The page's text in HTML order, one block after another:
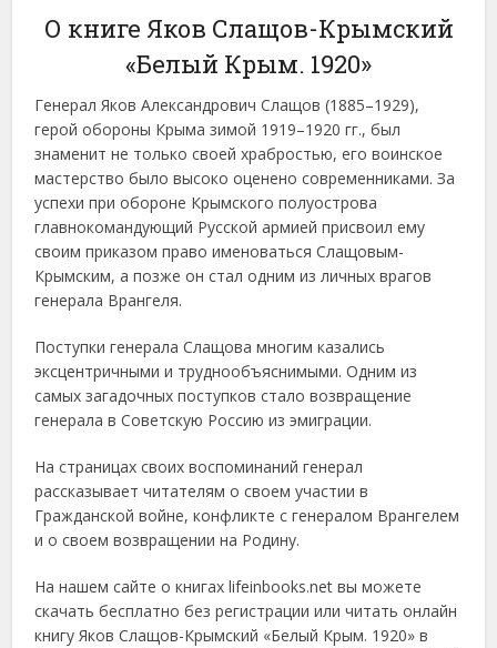
О книге Яков Слащов-Крымский
«Белый Крым. 1920»
Генерал Яков Александрович Слащов (1885–1929),
герой обороны Крыма зимой 1919–1920 гг., был
знаменит не только своей храбростью, его воинское
мастерство было высоко оценено современниками. За
успехи при обороне Крымского полуострова
главнокомандующий Русской армией присвоил ему
своим приказом право именоваться Слащовым-
Крымским, а позже он стал одним из личных врагов
генерала Врангеля.
Поступки генерала Слащова многим казались
эксцентричными и труднообъяснимыми. Одним из
самых загадочных поступков стало возвращение
генерала в Советскую Россию из эмиграции.
На страницах своих воспоминаний генерал
рассказывает читателям о своем участии в
Гражданской войне, конфликте с генералом Врангелем
и о своем возвращении на Родину.
На нашем сайте о книгах lifeinbooks.net вы можете
скачать бесплатно без регистрации или читать онлайн
книгу Яков Слащов-Крымский «Белый Крым. 1920» в